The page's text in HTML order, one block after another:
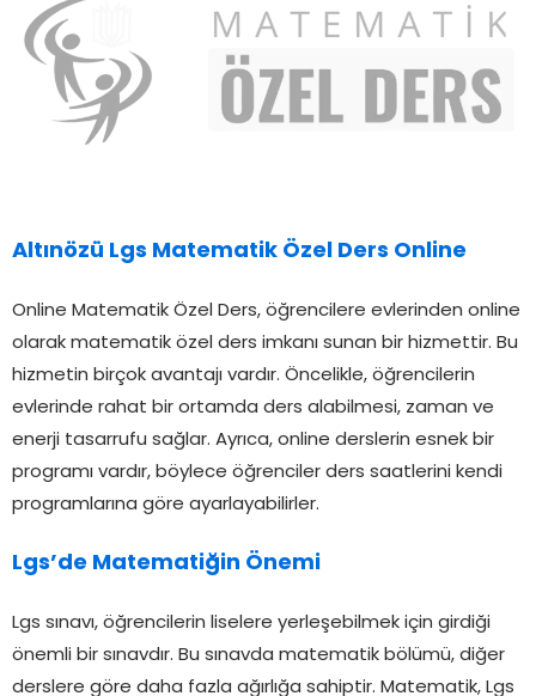
Altınözü Lgs Matematik Özel Ders Online
Online Matematik Özel Ders, öğrencilere evlerinden online
olarak matematik özel ders imkanı sunan bir hizmettir. Bu
hizmetin birçok avantajı vardır. Öncelikle, öğrencilerin
evlerinde rahat bir ortamda ders alabilmesi, zaman ve
enerji tasarrufu sağlar. Ayrıca, online derslerin esnek bir
programı vardır, böylece öğrenciler ders saatlerini kendi
programlarına göre ayarlayabilirler.
Lgs’de Matematiğin Önemi
Lgs sınavı, öğrencilerin liselere yerleşebilmek için girdiği
önemli bir sınavdır. Bu sınavda matematik bölümü, diğer
derslere göre daha fazla ağırlığa sahiptir. Matematik, Lgs